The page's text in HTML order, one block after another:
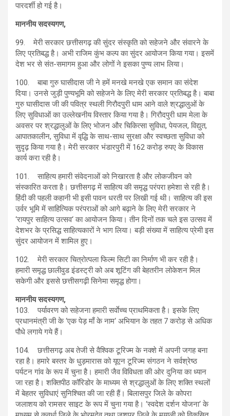
पारदर्शी हो गई है।
माननीय सदस्यगण,
99. मेरी सरकार छत्तीसगढ़ की सुंदर संस्कृति को सहेजने और संवारने के
लिए प्रतिबद्ध है। अभी राजिम कुंभ कल्प का सुंदर आयोजन किया गया। इसमें
देश भर से संत-समागम हुआ और लोगों ने इसका पुण्य लाभ लिया।
100. बाबा गुरु घासीदास जी ने हमें मनखे मनखे एक समान का संदेश
दिया। उनसे जुड़ी पुण्यभूमि को सहेजने के लिए मेरी सरकार प्रतिबद्ध है। बाबा
गुरु घासीदास जी की पवित्र स्थली गिरौदपुरी धाम आने वाले श्रद्धालुओं के
लिए सुविधाओं का उल्लेखनीय विस्तार किया गया है। गिरौदपुरी धाम मेला के
अवसर पर श्रद्धालुओं के लिए भोजन और चिकित्सा सुविधा, पेयजल, विद्युत,
आपातकालीन, सुविधा में वृद्धि के साथ-साथ सुरक्षा और स्वच्छता सुविधा को
सुदृढ़ किया गया है। मेरी सरकार भंडारपुरी में 162 करोड़ रुपए के विकास
कार्य करा रही है।
101. साहित्य हमारी संवेदनाओं को निखारता है और लोकजीवन को
संस्कारित करता है। छत्तीसगढ़ में साहित्य की समृद्ध परंपरा हमेशा से रही है।
हिंदी की पहली कहानी भी इसी पावन धरती पर लिखी गई थी। साहित्य की इस
उर्वर भूमि में साहित्यिक परंपराओं को आगे बढ़ाने के लिए मेरी सरकार ने
‘रायपुर साहित्य उत्सव‘ का आयोजन किया। तीन दिनों तक चले इस उत्सव में
देशभर के प्रसिद्ध साहित्यकारों ने भाग लिया। बड़ी संख्या में साहित्य प्रेमी इस
सुंदर आयोजन में शामिल हुए।
102. मेरी सरकार चित्रोत्पला फिल्म सिटी का निर्माण भी कर रही है।
हमारी समृद्ध छालीवुड इंडस्ट्री को अब शूटिंग की बेहतरीन लोकेशन मिल
सकेगी और इससे छत्तीसगढ़ी सिनेमा समृद्ध होगा।
माननीय सदस्यगण,
103. पर्यावरण को सहेजना हमारी सर्वाेच्च प्राथमिकता है। इसके लिए
प्रधानमंत्री जी के ‘एक पेड़ माँ के नाम‘ अभियान के तहत 7 करोड़ से अधिक
पौधे लगाये गये हैं।
104. छत्तीसगढ़ अब तेजी से वैश्विक टूरिज्म के नक्शे में अपनी जगह बना
रहा है। हमारे बस्तर के धुड़मारास को यूएन टूरिज्म संगठन ने सर्वश्रेष्ठ
पर्यटन गांव के रूप में चुना है। हमारी जैव विविधता की ओर दुनिया का ध्यान
जा रहा है। शक्तिपीठ कॉरिडोर के माध्यम से श्रद्धालुओं के लिए शक्ति स्थलों
में बेहतर सुविधाएं सुनिश्चित की जा रही हैं। बिलासपुर जिले के कोपरा
जलाशय को रामसर साइट के रूप में चुना गया है। ‘स्वदेश दर्शन योजना‘ के